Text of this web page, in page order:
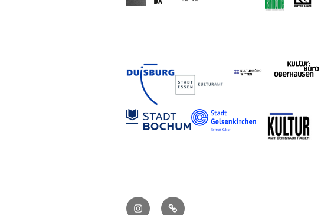
InstagramCookie-